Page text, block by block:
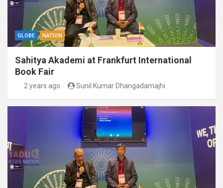
GLOBE NATION
Sahitya Akademi at Frankfurt International
Book Fair
2 years ago Sunil Kumar Dhangadamajhi